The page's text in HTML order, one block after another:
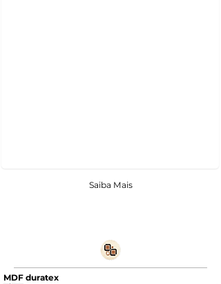
Saiba Mais
MDF duratex